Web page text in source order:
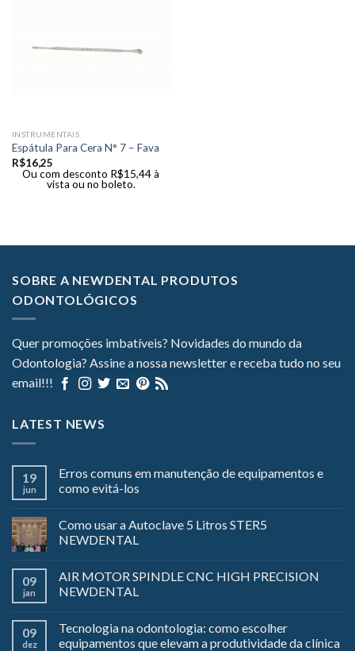
INSTRUMENTAIS
Espátula Para Cera N° 7 – Fava
R$16,25
Ou com desconto R$15,44à
vista ou no boleto.
SOBRE A NEWDENTAL PRODUTOS
ODONTOLÓGICOS
Quer promoções imbatíveis? Novidades do mundo da
Odontologia? Assine a nossa newsletter e receba tudo no seu
email!!!
LATEST NEWS
19
jun
Erros comuns em manutenção de equipamentos e
como evitá-los
Como usar a Autoclave 5 Litros STER5
NEWDENTAL
09
jan
AIR MOTOR SPINDLE CNC HIGH PRECISION
NEWDENTAL
09
dez
Tecnologia na odontologia: como escolher
equipamentos que elevam a produtividade da clínica